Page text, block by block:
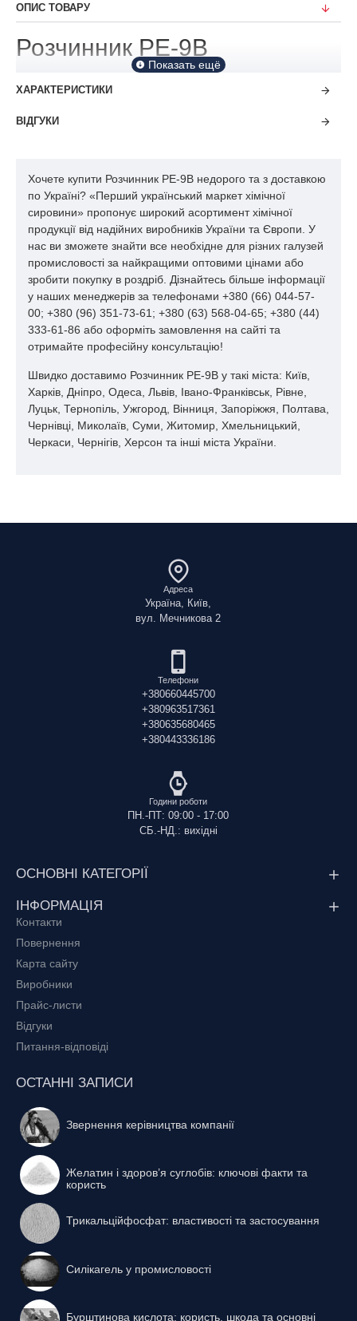
ОПИС ТОВАРУ
Розчинник РЕ-9В
ХАРАКТЕРИСТИКИ
ВІДГУКИ
Хочете купити Розчинник РЕ-9В недорого та з доставкою
по Україні? «Перший український маркет хімічної
сировини» пропонує широкий асортимент хімічної
продукції від надійних виробників України та Європи. У
нас ви зможете знайти все необхідне для різних галузей
промисловості за найкращими оптовими цінами або
зробити покупку в роздріб. Дізнайтесь більше інформації
у наших менеджерів за телефонами +380 (66) 044-57-
00; +380 (96) 351-73-61; +380 (63) 568-04-65; +380 (44)
333-61-86 або оформіть замовлення на сайті та
отримайте професійну консультацію!
Швидко доставимо Розчинник РЕ-9В у такі міста: Київ,
Харків, Дніпро, Одеса, Львів, Івано-Франківськ, Рівне,
Луцьк, Тернопіль, Ужгород, Вінниця, Запоріжжя, Полтава,
Чернівці, Миколаїв, Суми, Житомир, Хмельницький,
Черкаси, Чернігів, Херсон та інші міста України.
Адреса
Україна, Київ,
вул. Мечникова 2
Телефони
+380660445700
+380963517361
+380635680465
+380443336186
Години роботи
ПН.-ПТ: 09:00 - 17:00
СБ.-НД.: вихідні
ОСНОВНІ КАТЕГОРІЇ
ІНФОРМАЦІЯ
Контакти
Повернення
Карта сайту
Виробники
Прайс-листи
Відгуки
Питання-відповіді
ОСТАННІ ЗАПИСИ
Звернення керівництва компанії
Желатин і здоров’я суглобів: ключові факти та
користь
Трикальційфосфат: властивості та застосування
Силікагель у промисловості
Бурштинова кислота: користь, шкода та основні